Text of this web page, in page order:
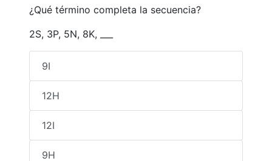
¿Qué término completa la secuencia?
2S, 3P, 5N, 8K, ___
9I
12H
12I
9H